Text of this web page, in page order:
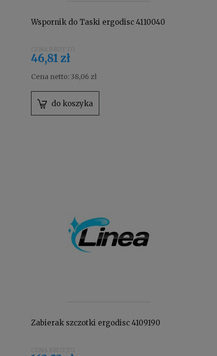
Wspornik do Taski ergodisc 4110040
46,81 zł
Cena netto: 38,06 zł
do koszyka
Zabierak szczotki ergodisc 4109190